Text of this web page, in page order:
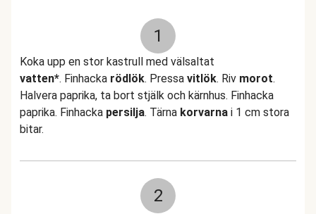
1
Koka upp en stor kastrull med välsaltat
vatten*. Finhacka rödlök. Pressa vitlök. Riv morot.
Halvera paprika, ta bort stjälk och kärnhus. Finhacka
paprika. Finhacka persilja. Tärna korvarna i 1 cm stora
bitar.
2